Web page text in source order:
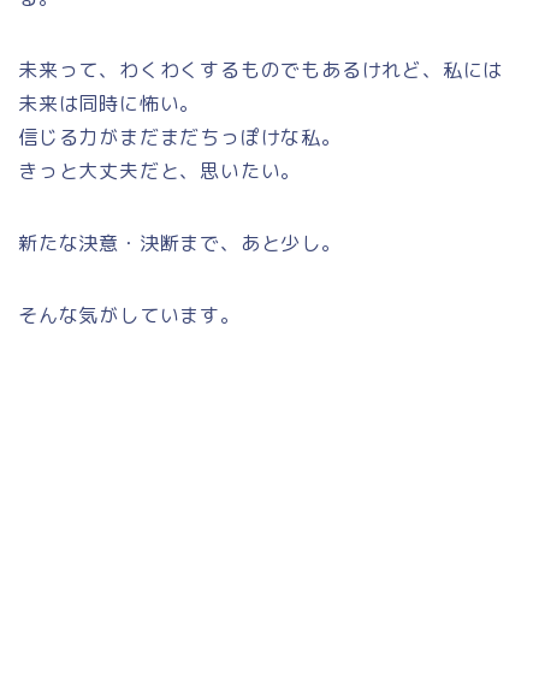
未来って、わくわくするものでもあるけれど、私には
未来は同時に怖い。
信じる力がまだまだちっぽけな私。
きっと大丈夫だと、思いたい。
新たな決意・決断まで、あと少し。
そんな気がしています。